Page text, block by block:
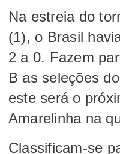
Na estreia do
(1), o Brasil
2 a 0. Fazem
B as seleções
este será o
Amarelinha na
Classificam-se